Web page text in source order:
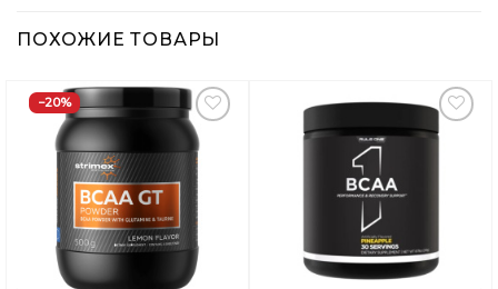
ПОХОЖИЕ ТОВАРЫ
−20%
Добавить
в
Вишлист